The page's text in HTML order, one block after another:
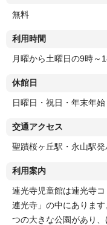
無料
利用時間
月曜から土曜日の9時～
休館日
日曜日・祝日・年末年
交通アクセス
聖蹟桜ヶ丘駅・永山駅
利用案内
連光寺児童館は連光寺
連光寺」の中にありま
つの大きな公園があり